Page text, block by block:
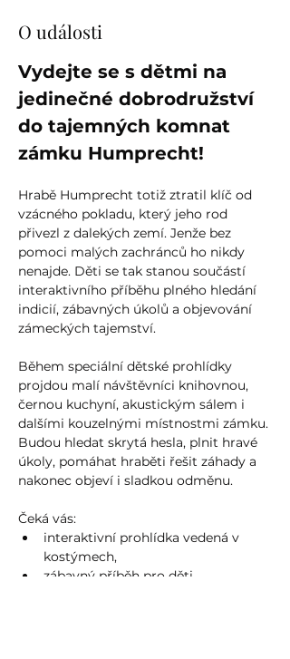
O události
Vydejte se s dětmi na
jedinečné dobrodružství
do tajemných komnat
zámku Humprecht!
Hrabě Humprecht totiž ztratil klíč od
vzácného pokladu, který jeho rod
přivezl z dalekých zemí. Jenže bez
pomoci malých zachránců ho nikdy
nenajde. Děti se tak stanou součástí
interaktivního příběhu plného hledání
indicií, zábavných úkolů a objevování
zámeckých tajemství.
Během speciální dětské prohlídky
projdou malí návštěvníci knihovnou,
černou kuchyní, akustickým sálem i
dalšími kouzelnými místnostmi zámku.
Budou hledat skrytá hesla, plnit hravé
úkoly, pomáhat hraběti řešit záhady a
nakonec objeví i sladkou odměnu.
Čeká vás:
interaktivní prohlídka vedená v
kostýmech,
zábavný příběh pro děti,